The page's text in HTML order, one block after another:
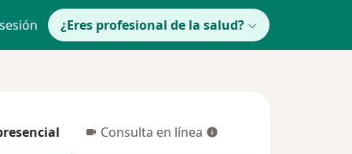
¿Eres profesional de la salud?
Consulta en línea
Consulta en línea